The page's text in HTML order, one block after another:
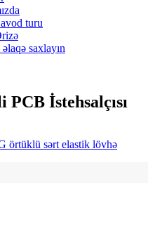
turu
saxlayın
PCB İstehsalçısı
örtüklü sərt elastik lövhə